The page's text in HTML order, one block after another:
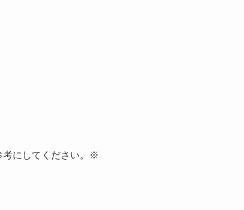
考にしてください。※